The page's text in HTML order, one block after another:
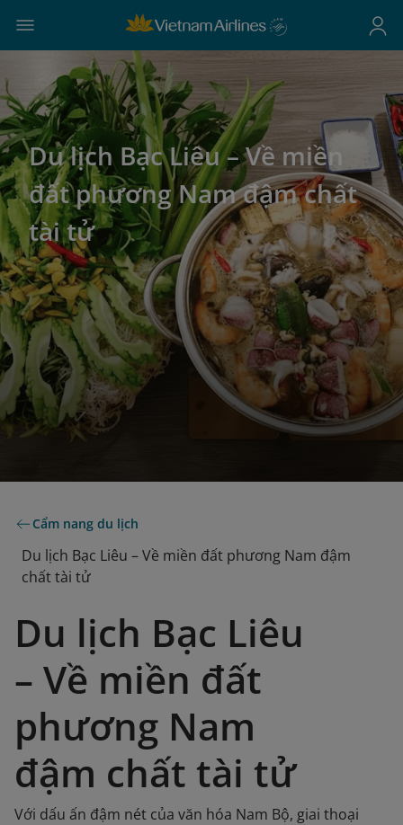
Du lịch Bạc Liêu – Về miền
đất phương Nam đậm chất
tài tử
Cẩm nang du lịch
Du lịch Bạc Liêu – Về miền đất phương Nam đậm
chất tài tử
Du lịch Bạc Liêu
– Về miền đất
phương Nam
đậm chất tài tử
Với dấu ấn đậm nét của văn hóa Nam Bộ, giai thoại